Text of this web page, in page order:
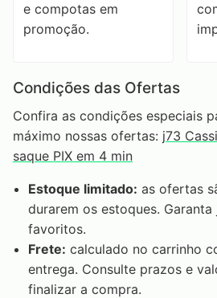
e compotas em
promoção.
Condições das Ofertas
Confira as condições especiais
máximo nossas ofertas: j73
saque PIX em 4 min
Estoque limitado: as ofertas
durarem os estoques.
favoritos.
Frete: calculado no carrinho
entrega. Consulte prazos e
finalizar a compra.